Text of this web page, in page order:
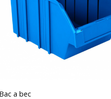
Bac a bec